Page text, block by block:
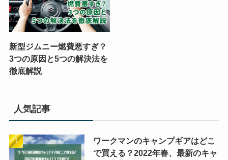
新型ジムニー燃費悪すぎ？
3つの原因と5つの解決法を
徹底解説
人気記事
ワークマンのキャンプギアはどこ
で買える？2022年春、最新のキャ